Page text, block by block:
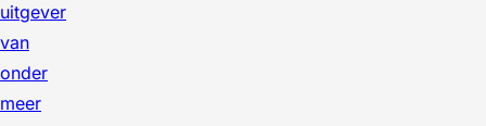
uitgever
van
onder
meer